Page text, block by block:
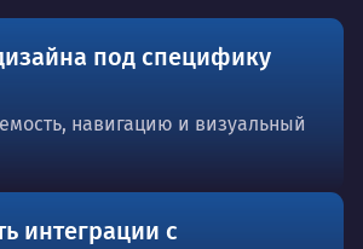
под специфику
навигацию и визуальный
интеграции с